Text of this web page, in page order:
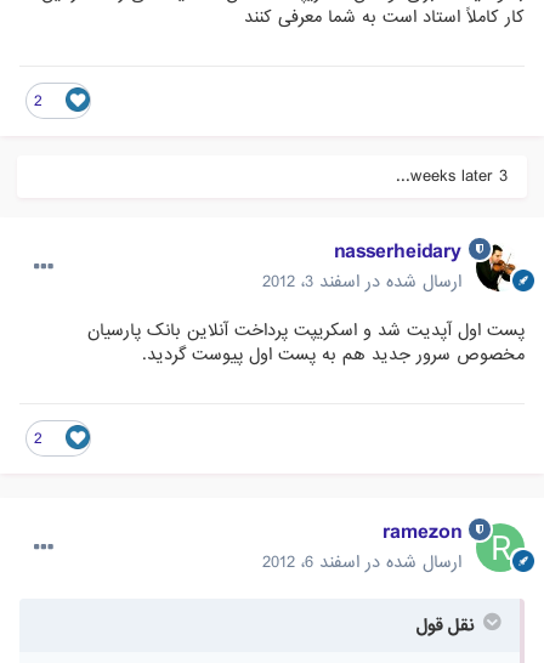
کار کاملاً استاد است به شما معرفی کنند
2
3 weeks later...
nasserheidary
ارسال شده در اسفند 3، 2012
پست اول آپدیت شد و اسکریپت پرداخت آنلاین بانک پارسیان
مخصوص سرور جدید هم به پست اول پیوست گردید.
2
ramezon
ارسال شده در اسفند 6، 2012
نقل قول